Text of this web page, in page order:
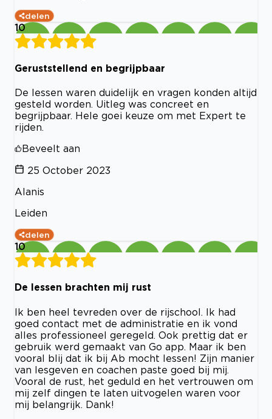
delen
10
Geruststellend en begrijpbaar
De lessen waren duidelijk en vragen konden altijd
gesteld worden. Uitleg was concreet en
begrijpbaar. Hele goei keuze om met Expert te
rijden.
Beveelt aan
25 October 2023
Alanis
Leiden
delen
10
De lessen brachten mij rust
Ik ben heel tevreden over de rijschool. Ik had
goed contact met de administratie en ik vond
alles professioneel geregeld. Ook prettig dat er
gebruik werd gemaakt van Go app. Maar ik ben
vooral blij dat ik bij Ab mocht lessen! Zijn manier
van lesgeven en coachen paste goed bij mij.
Vooral de rust, het geduld en het vertrouwen om
mij zelf dingen te laten uitvogelen waren voor
mij belangrijk. Dank!